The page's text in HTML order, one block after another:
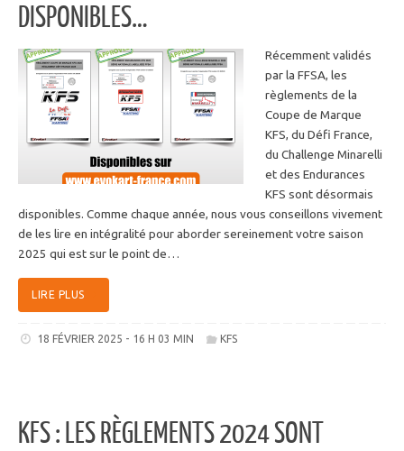
DISPONIBLES…
Récemment validés
par la FFSA, les
règlements de la
Coupe de Marque
KFS, du Défi France,
du Challenge Minarelli
et des Endurances
KFS sont désormais
disponibles. Comme chaque année, nous vous conseillons vivement
de les lire en intégralité pour aborder sereinement votre saison
2025 qui est sur le point de…
LIRE PLUS
18 FÉVRIER 2025 - 16 H 03 MIN KFS
KFS : LES RÈGLEMENTS 2024 SONT